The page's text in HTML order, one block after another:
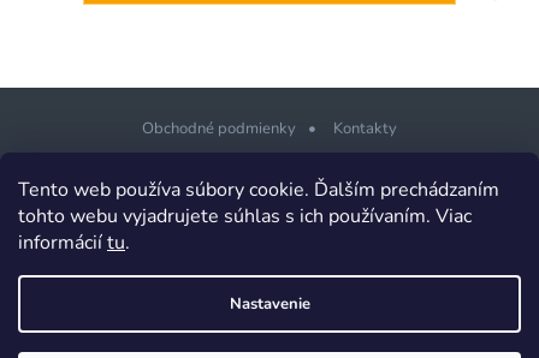
Tento web používa súbory cookie. Ďalším prechádzaním
tohto webu vyjadrujete súhlas s ich používaním. Viac
informáciítu.
Nastavenie
Obchodné podmienky Kontakty
Copyright 2026
práva vyhradené.
Design šablony vytvořilShoptetak.cz